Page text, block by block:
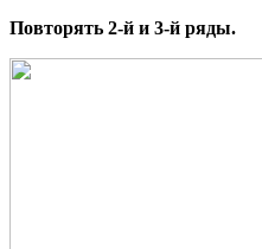
Повторять 2-й и 3-й ряды.